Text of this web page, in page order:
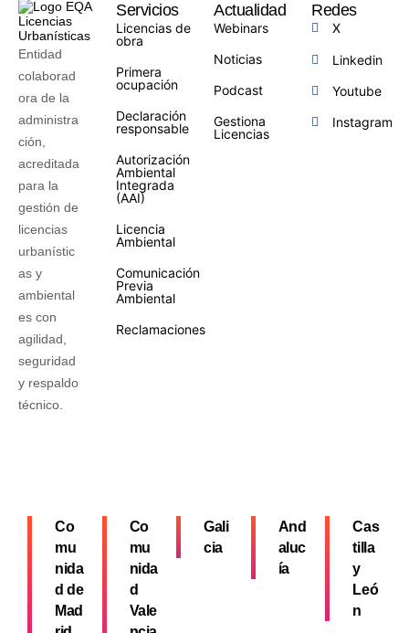
Entidad
colaborad
ora de la
administra
ción,
acreditada
para la
gestión de
licencias
urbanístic
as y
ambiental
es con
agilidad,
seguridad
y respaldo
técnico.
Servicios
Licencias de
obra
Primera
ocupación
Declaración
responsable
Autorización
Ambiental
Integrada
(AAI)
Licencia
Ambiental
Comunicación
Previa
Ambiental
Reclamaciones
Actualidad
Webinars
Noticias
Podcast
Gestiona
Licencias
Redes
X
Linkedin
Youtube
Instagram
Co
mu
nida
d de
Mad
Co
mu
nida
d
Vale
Gali
cia
And
aluc
ía
Cas
tilla
y
Leó
n